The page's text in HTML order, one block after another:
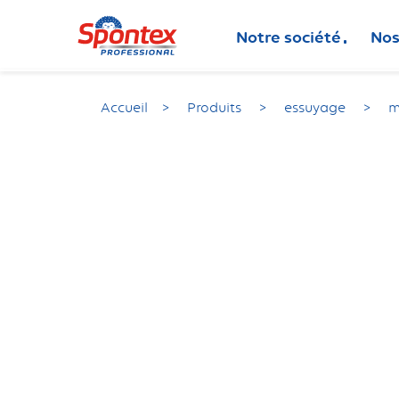
Notre société
Accueil Produits essuyage